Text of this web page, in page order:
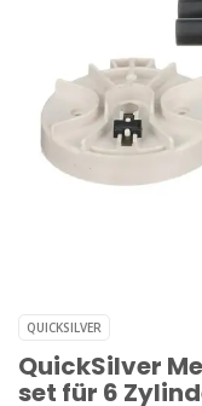
QUICKSILVER
QuickSilver
set für 6